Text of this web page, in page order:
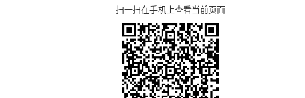
扫一扫在手机上查看当前页面